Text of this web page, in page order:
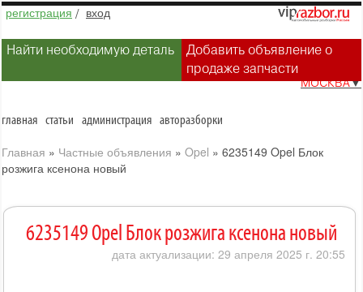
регистрация / вход
Найти необходимую деталь
Добавить объявление о
продаже запчасти
МОСКВА▼
главная статьи администрация авторазборки
Главная » Частные объявления » Opel » 6235149 Opel Блок
розжига ксенона новый
6235149 Opel Блок розжига ксенона новый
дата актуализации: 29 апреля 2025 г. 20:55